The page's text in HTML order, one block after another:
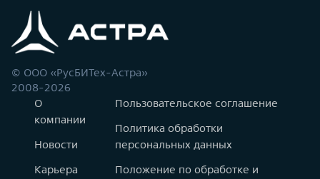
© ООО «РусБИТех-Астра»
2008-2026
О
компании
Новости
Карьера
Пользовательское соглашение
Политика обработки
персональных данных
Положение по обработке и